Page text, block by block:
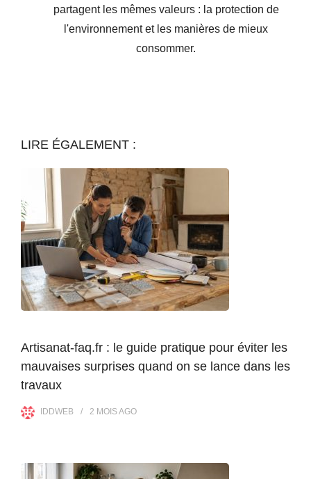
partagent les mêmes valeurs : la protection de
l'environnement et les manières de mieux
consommer.
LIRE ÉGALEMENT :
Artisanat-faq.fr : le guide pratique pour éviter les
mauvaises surprises quand on se lance dans les
travaux
IDDWEB 2 MOISAGO